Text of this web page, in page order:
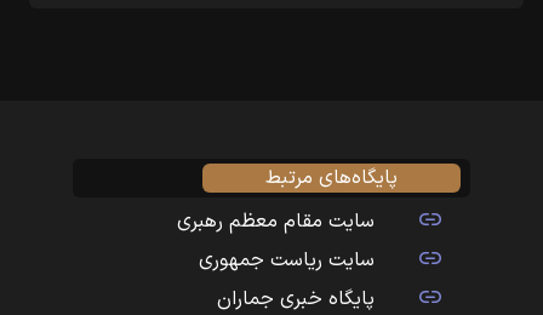
پایگاه‌های مرتبط
سایت مقام معظم رهبری
سایت ریاست جمهوری
پایگاه خبری جماران